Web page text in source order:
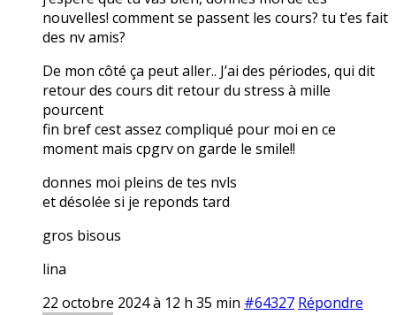
nouvelles! comment se passent les cours? tu t’es fait
des nv amis?
De mon côté ça peut aller.. J’ai des périodes, qui dit
retour des cours dit retour du stress à mille
pourcent
fin bref cest assez compliqué pour moi en ce
moment mais cpgrv on garde le smile!!
donnes moi pleins de tes nvls
et désolée si je reponds tard
gros bisous
lina
22 octobre 2024 à 12 h 35 min #64327 Répondre